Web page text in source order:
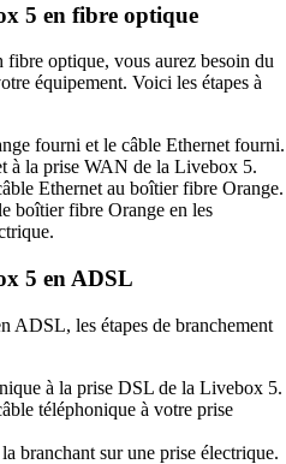
5 en fibre optique
optique, vous aurez besoin du
équipement. Voici les étapes à
fourni et le câble Ethernet fourni.
à la prise WAN de la Livebox 5.
Ethernet au boîtier fibre Orange.
boîtier fibre Orange en les
5 en ADSL
ADSL, les étapes de branchement
à la prise DSL de la Livebox 5.
téléphonique à votre prise
branchant sur une prise électrique.